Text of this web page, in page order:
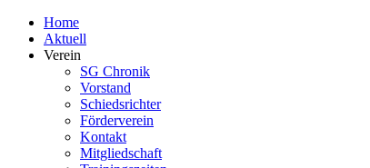
Home
Aktuell
Verein
SG Chronik
Vorstand
Schiedsrichter
Förderverein
Kontakt
Mitgliedschaft